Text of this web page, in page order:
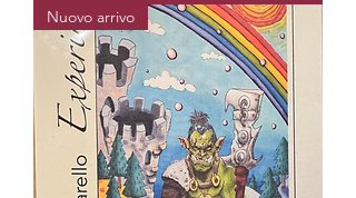
Nuovo arrivo